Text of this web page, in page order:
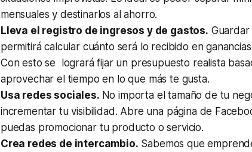
mensuales y destinarlos al ahorro.
Lleva el registro de ingresos y de gastos.
permitirá calcular cuánto será lo recibido en
Con esto se logrará fijar un presupuesto realista
aprovechar el tiempo en lo que más te gusta.
Usa redes sociales. No importa el tamaño de tu
incrementar tu visibilidad. Abre una página de
puedas promocionar tu producto o servicio.
Crea redes de intercambio. Sabemos que